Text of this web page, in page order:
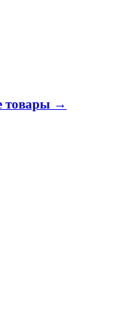
товары →